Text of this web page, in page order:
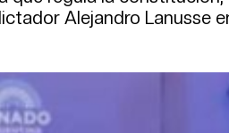
Alejandro Lanusse